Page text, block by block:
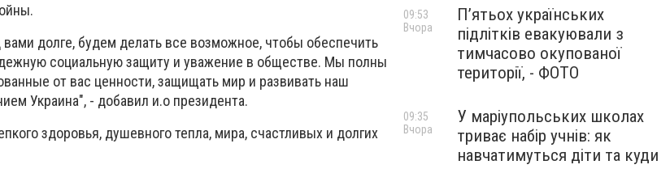
долге, будем делать все возможное, чтобы обеспечить
социальную защиту и уважение в обществе. Мы полны
от вас ценности, защищать мир и развивать наш
Украина", - добавил и.о президента.
здоровья, душевного тепла, мира, счастливых и долгих
П’ятьох українських
підлітків евакуювали з
тимчасово окупованої
території, - ФОТО
09:53
Вчора
У маріупольських школах
триває набір учнів: як
навчатимуться діти та куди
09:35
Вчора